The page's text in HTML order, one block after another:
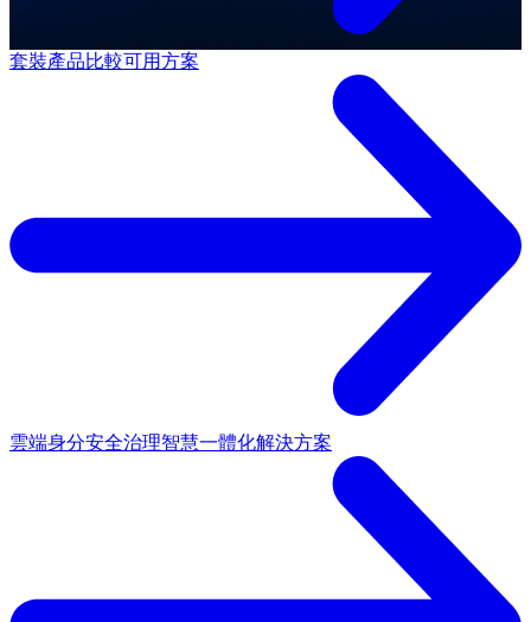
套裝產品比較可用方案
雲端身分安全治理智慧一體化解決方案